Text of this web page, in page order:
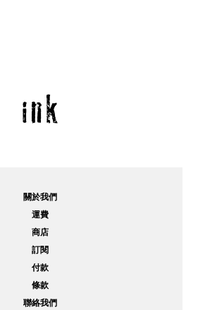
關於我們
運費
商店
訂閱
付款
條款
聯絡我們